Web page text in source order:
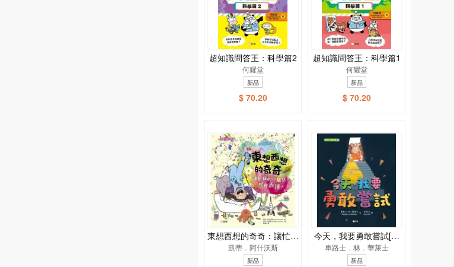
超知識問答王：科學篇2
何耀堂
新品
$ 70.20
超知識問答王：科學篇1
何耀堂
新品
$ 70.20
東想西想的奇奇：讓忙碌
的小腦袋學會表達！[新
雅．繪本館]
凱蒂．阿什沃斯
新品
今天，我要勇敢嘗試[新
雅．繪本館]
車路士．林．華萊士
新品